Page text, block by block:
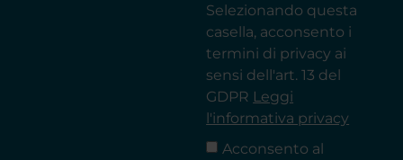
Selezionando questa
casella, acconsento i
termini di privacy ai
sensi dell'art. 13 del
GDPR Leggi
l'informativa privacy
Acconsento al